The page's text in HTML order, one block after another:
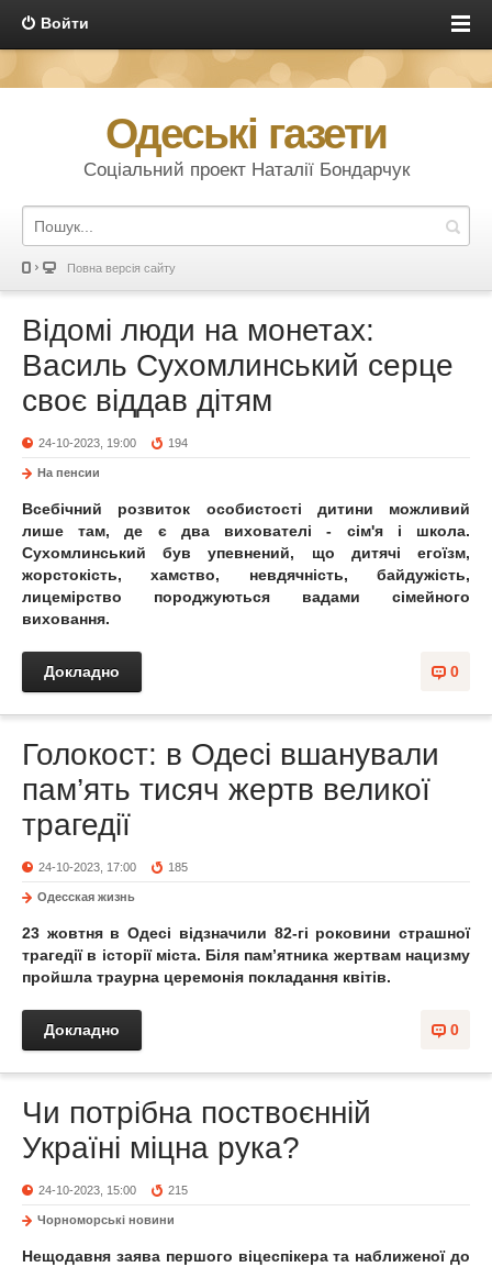
Войти
Одеські газети
Соціальний проект Наталії Бондарчук
Повна версія сайту
Відомі люди на монетах:
Василь Сухомлинський серце
своє віддав дітям
24-10-2023, 19:00 194
На пенсии
Всебічний розвиток особистості дитини можливий
лише там, де є два вихователі - сім'я і школа.
Сухомлинський був упевнений, що дитячі егоїзм,
жорстокість, хамство, невдячність, байдужість,
лицемірство породжуються вадами сімейного
виховання.
0
Докладно
Голокост: в Одесі вшанували
пам’ять тисяч жертв великої
трагедії
24-10-2023, 17:00 185
Одесская жизнь
23 жовтня в Одесі відзначили 82-гі роковини страшної
трагедії в історії міста. Біля пам’ятника жертвам нацизму
пройшла траурна церемонія покладання квітів.
0
Докладно
Чи потрібна поствоєнній
Україні міцна рука?
24-10-2023, 15:00 215
Чорноморські новини
Нещодавня заява першого віцеспікера та наближеної до